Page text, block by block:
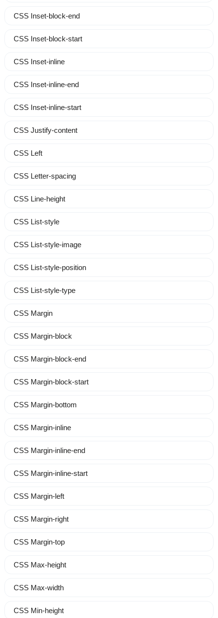
CSS Inset-block-end
CSS Inset-block-start
CSS Inset-inline
CSS Inset-inline-end
CSS Inset-inline-start
CSS Justify-content
CSS Left
CSS Letter-spacing
CSS Line-height
CSS List-style
CSS List-style-image
CSS List-style-position
CSS List-style-type
CSS Margin
CSS Margin-block
CSS Margin-block-end
CSS Margin-block-start
CSS Margin-bottom
CSS Margin-inline
CSS Margin-inline-end
CSS Margin-inline-start
CSS Margin-left
CSS Margin-right
CSS Margin-top
CSS Max-height
CSS Max-width
CSS Min-height